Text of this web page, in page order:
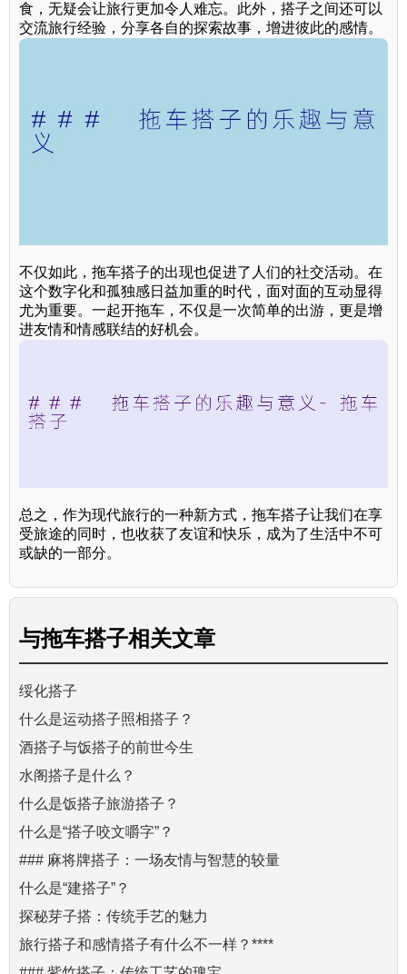
食，无疑会让旅行更加令人难忘。此外，搭子之间还可以
交流旅行经验，分享各自的探索故事，增进彼此的感情。
不仅如此，拖车搭子的出现也促进了人们的社交活动。在
这个数字化和孤独感日益加重的时代，面对面的互动显得
尤为重要。一起开拖车，不仅是一次简单的出游，更是增
进友情和情感联结的好机会。
总之，作为现代旅行的一种新方式，拖车搭子让我们在享
受旅途的同时，也收获了友谊和快乐，成为了生活中不可
或缺的一部分。
与拖车搭子相关文章
绥化搭子
什么是运动搭子照相搭子？
酒搭子与饭搭子的前世今生
水阁搭子是什么？
什么是饭搭子旅游搭子？
什么是“搭子咬文嚼字”？
### 麻将牌搭子：一场友情与智慧的较量
什么是“建搭子”？
探秘芽子搭：传统手艺的魅力
旅行搭子和感情搭子有什么不一样？****